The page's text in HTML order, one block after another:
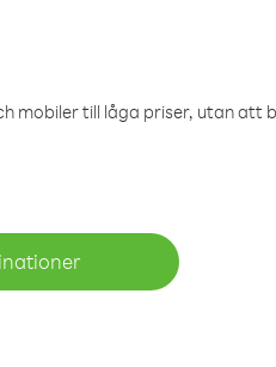
mobiler till låga priser, utan att